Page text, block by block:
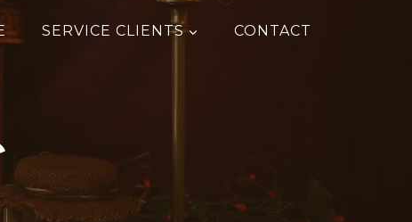
SERVICE CLIENTS CONTACT